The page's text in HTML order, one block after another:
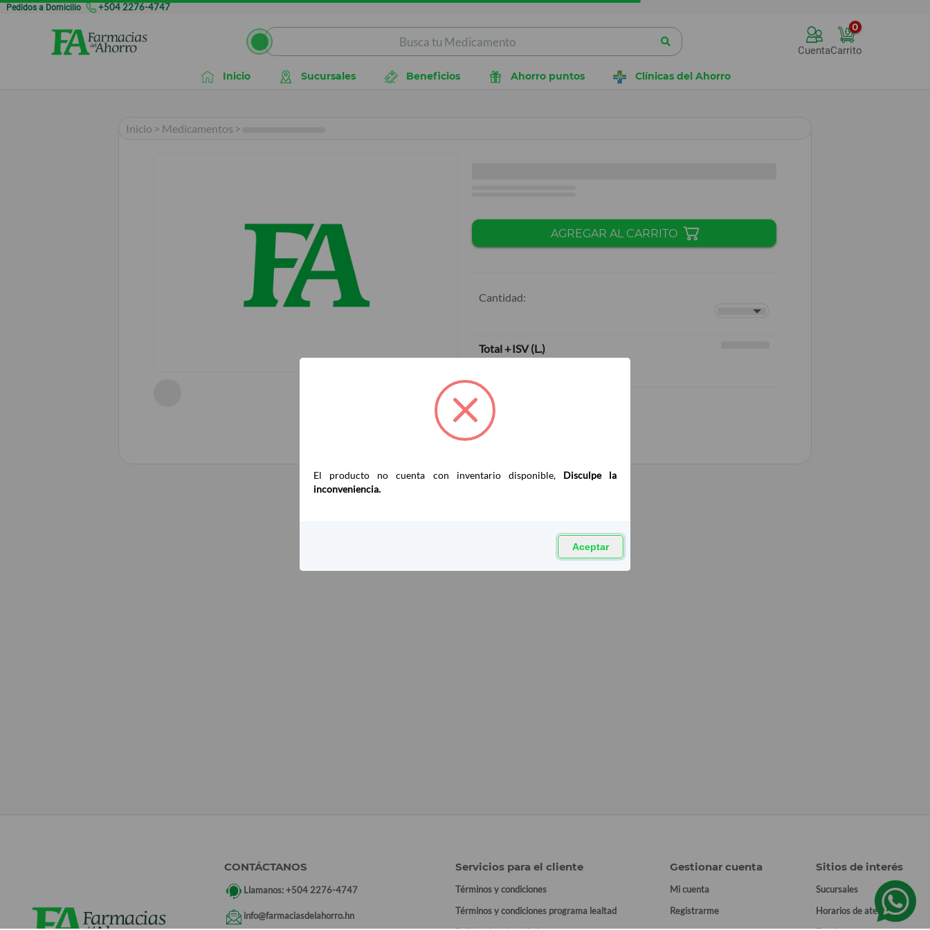
Pedidos a Domicilio +504 2276-4747
Cuenta
0
Carrito
Inicio Sucursales Beneficios Ahorro puntos Clínicas del Ahorro
Inicio > Medicamentos >
AGREGAR AL CARRITO
Cantidad:
Total + ISV(L.)
CONTÁCTANOS
Llamanos:+504 2276-4747
info@farmaciasdelahorro.hn
Servicios para el cliente
Términos y condiciones
Términos y condiciones programa lealtad
Gestionar cuenta
Mi cuenta
Registrarme
Sitios de interés
Sucursales
Horarios de atención
El producto no cuenta con inventario disponible, Disculpe la
inconveniencia.
Aceptar